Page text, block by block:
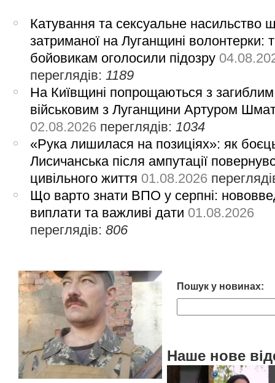
Катування та сексуальне насильство
затриманої на Луганщині волонтерки:
бойовикам оголосили підозру
переглядів: 1189
На Київщині попрощаються з загиблим
військовим з Луганщини Артуром
02.08.2026 переглядів: 1034
«Рука лишилася на позиціях»: як
Лисичанська після ампутації
цивільного життя 01.08.2026
Що варто знати ВПО у серпні:
виплати та важливі дати 01.08.2026
переглядів:806
Пошук у новинах:
Наше нове